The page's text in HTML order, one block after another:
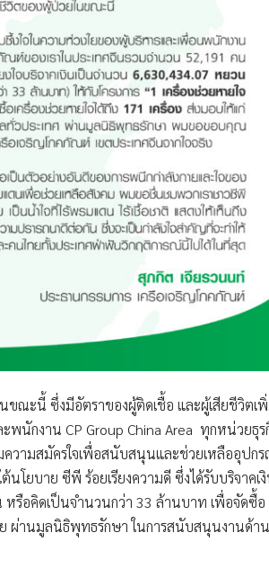
ขณะนี้ ซึ่งมีอัตราของผู้ติดเชื้อ และผู้เสียชีวิตเ
พนักงาน CP Group China Area ทุกหน่วยธุร
ความสมัครใจเพื่อสนับสนุนและช่วยเหลืออุปก
ต้นโยบาย ซีพี ร้อยเรียงความดี ซึ่งได้รับบริจาคเ
รือคิดเป็นจำนวนกว่า 33 ล้านบาท เพื่อจัดซื้อ
ย ผ่านมูลนิธิพุทธรักษา ในการสนับสนุนงานด้าน